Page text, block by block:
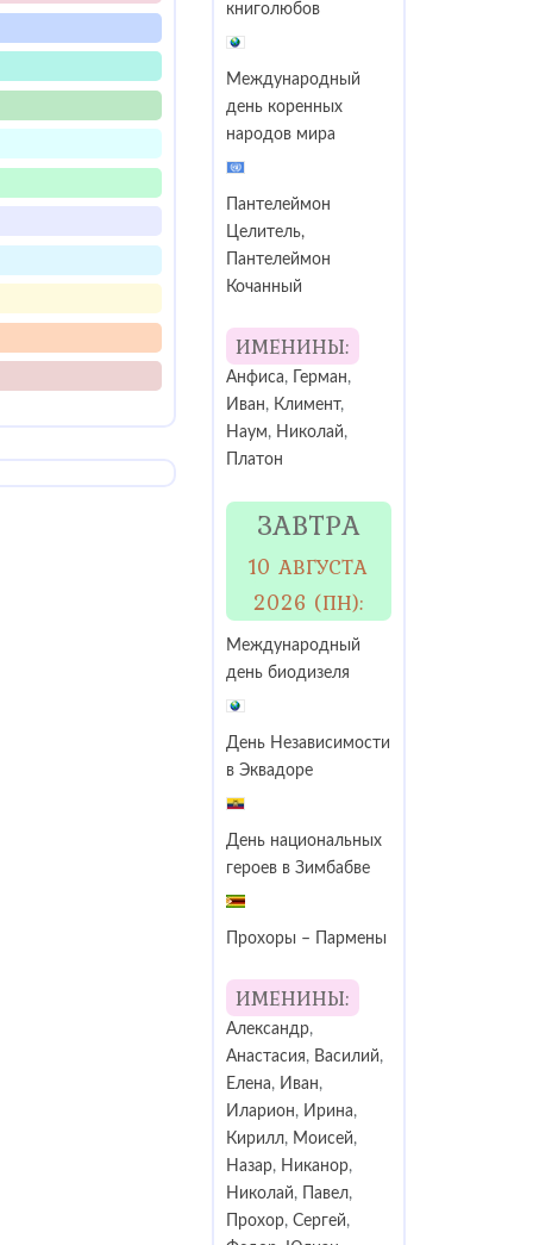
книголюбов
Международный
день коренных
народов мира
Пантелеймон
Целитель,
Пантелеймон
Кочанный
ИМЕНИНЫ:
Анфиса, Герман,
Иван, Климент,
Наум, Николай,
Платон
ЗАВТРА
10 АВГУСТА
2026 (ПН):
Международный
день биодизеля
День Независимости
в Эквадоре
День национальных
героев в Зимбабве
Прохоры – Пармены
ИМЕНИНЫ:
Александр,
Анастасия, Василий,
Елена, Иван,
Иларион, Ирина,
Кирилл, Моисей,
Назар, Никанор,
Николай, Павел,
Прохор, Сергей,